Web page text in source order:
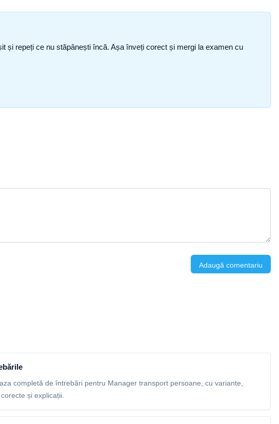
și repeți ce nu stăpânești încă. Așa înveți corect și mergi la examen cu
Adaugă comentariu
completă de întrebări pentru Manager transport persoane, cu variante,
și explicații.